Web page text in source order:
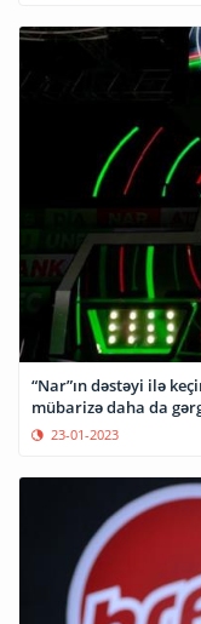
“Nar”ın dəstəyi ilə
mübarizə daha da
23-01-2023